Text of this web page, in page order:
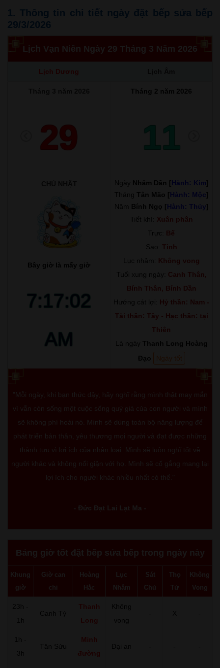
1. Thông tin chi tiết ngày đặt bếp sửa bếp
29/3/2026
Lịch Vạn Niên Ngày 29 Tháng 3 Năm 2026
Lịch Dương
Tháng 2 năm 2026
29 11
Bây giờ là mấy giờ
7:17:03
AM
Ngày Nhâm Dần [Hành: Kim]
Tháng Tân Mão [Hành: Mộc]
Năm Bính Ngọ [Hành: Thủy]
Tiết khí: Xuân phân
Trực: Bế
Sao: Tinh
Lục nhâm: Không vong
Tuổi xung ngày: Canh Thân,
Bính Thân, Bính Dần
Hướng cát lợi: Hỷ thần: Nam -
Tài thần: Tây - Hạc thần: tại
Thiên
Là ngày Thanh Long Hoàng
Đạo
Ngày tốt
"Mỗi ngày, khi bạn thức dậy, hãy nghĩ rằng mình thật may mắn
vì vẫn còn sống một cuộc sống quý giá của con người và mình
sẽ không phí hoài nó. Mình sẽ dùng toàn bộ năng lượng để
phát triển bản thân, yêu thương mọi người và đạt được những
thành tựu vì lợi ích của nhân loại. Mình sẽ luôn nghĩ tốt về
người khác và không nổi giận với họ. Mình sẽ cố gắng mang lại
lợi ích cho người khác nhiều nhất có thể."
- Đức Đạt Lai Lạt Ma -
Bảng giờ tốt đặt bếp sửa bếp trong ngày này
Khung
giờ
Giờ can
chi
Hoàng
Hắc
Lục
Nhâm
Sát
Chủ
Thọ
Tử
Không
Vong
23h -
1h
Canh Tý
Thanh
Long
Không
vong
- X -
1h -
3h
Tân Sửu
Minh
đường
Đại an - - -